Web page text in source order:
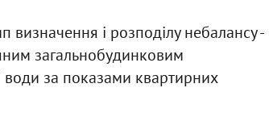
і розподілу небалансу -
загальнобудинковим
за показами квартирних